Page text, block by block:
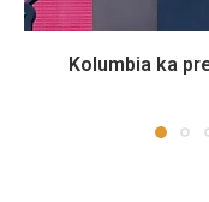
Kolumbia ka